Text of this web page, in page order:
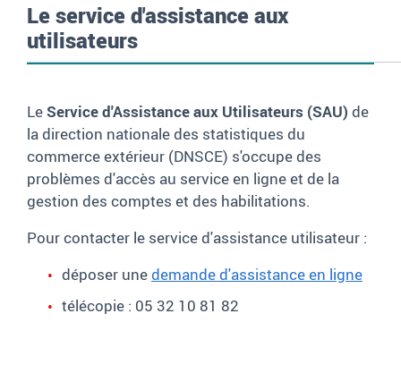
Le service d'assistance aux
utilisateurs
LeService d'Assistance aux Utilisateurs (SAU) de
la direction nationale des statistiques du
commerce extérieur (DNSCE) s'occupe des
problèmes d'accès au service en ligne et de la
gestion des comptes et des habilitations.
Pour contacter le service d'assistance utilisateur :
déposer unedemande d'assistance en ligne
télécopie : 05 32 10 81 82